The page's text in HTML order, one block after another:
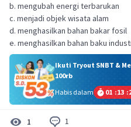
b. mengubah energi terbarukan
c. menjadi objek wisata alam
d. menghasilkan bahan bakar fosil
e. menghasilkan bahan baku
Ikuti Tryout SNBT &
100rb
Habis dalam
01 :13 :
1 1